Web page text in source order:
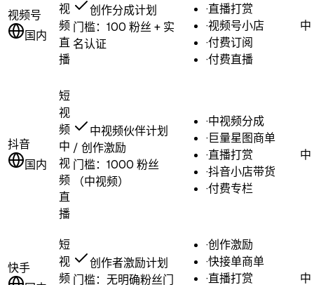
视频号
国内
视
频
直
播
创作分成计划
门槛： 100 粉丝 + 实
名认证
·直播打赏
·视频号小店
·付费订阅
·付费直播
中
抖音
国内
短
视
频
中
视
频
直
播
中视频伙伴计划
/ 创作激励
门槛： 1000 粉丝
（中视频）
·中视频分成
·巨量星图商单
·直播打赏
·抖音小店带货
·付费专栏
中
快手
短
视
频
创作者激励计划
门槛： 无明确粉丝门
·创作激励
·快接单商单
·直播打赏
中